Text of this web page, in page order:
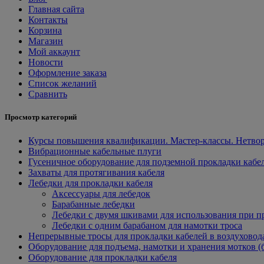
Главная сайта
Контакты
Корзина
Магазин
Мой аккаунт
Новости
Оформление заказа
Список желаний
Сравнить
Просмотр категорий
Курсы повышения квалификации. Мастер-классы.
Вибрационные кабельные плуги
Гусеничное оборудование для подземной прокладки
Захваты для протягивания кабеля
Лебедки для прокладки кабеля
Аксессуары для лебедок
Барабанные лебедки
Лебедки с двумя шкивами для использования при
Лебедки с одним барабаном для намотки троса
Непрерывные тросы для прокладки кабелей в
Оборудование для подъема, намотки и хранения мотков
Оборудование для прокладки кабеля